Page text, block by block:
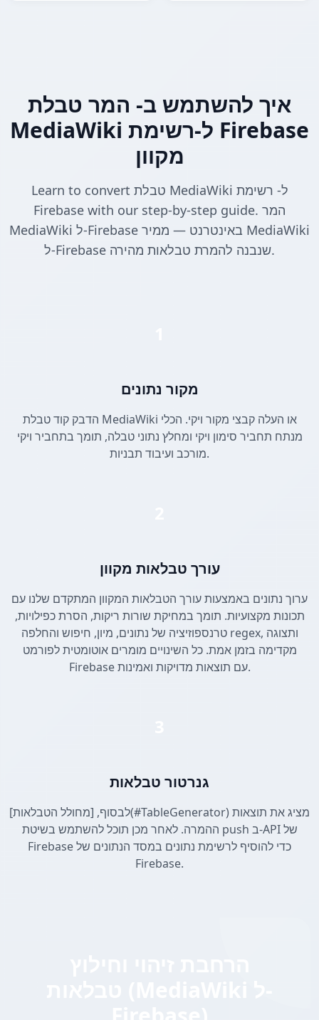
איך להשתמש ב- המר טבלת
MediaWiki ל-רשימת Firebase
מקוון
Learn to convert טבלת MediaWiki ל- רשימת
Firebase with our step-by-step guide. המר
MediaWiki ל-Firebase באינטרנט — ממיר MediaWiki
ל-Firebase שנבנה להמרת טבלאות מהירה.
מקור נתונים
הדבק קוד טבלת MediaWiki או העלה קבצי מקור ויקי. הכלי
מנתח תחביר סימון ויקי ומחלץ נתוני טבלה, תומך בתחביר ויקי
מורכב ועיבוד תבניות.
עורך טבלאות מקוון
ערוך נתונים באמצעות עורך הטבלאות המקוון המתקדם שלנו עם
תכונות מקצועיות. תומך במחיקת שורות ריקות, הסרת כפילויות,
טרנספוזיציה של נתונים, מיון, חיפוש והחלפה regex, ותצוגה
מקדימה בזמן אמת. כל השינויים מומרים אוטומטית לפורמט
Firebase עם תוצאות מדויקות ואמינות.
גנרטור טבלאות
לבסוף, [מחולל הטבלאות](#TableGenerator) מציג את תוצאות
ההמרה. לאחר מכן תוכל להשתמש בשיטת push ב-API של
Firebase כדי להוסיף לרשימת נתונים במסד הנתונים של
Firebase.